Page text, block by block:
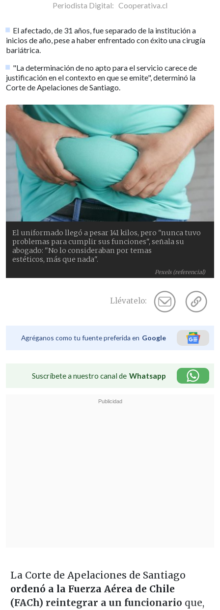
Periodista Digital: Cooperativa.cl
El afectado, de 31 años, fue separado de la institución a
inicios de año, pese a haber enfrentado con éxito una cirugía
bariátrica.
"La determinación de no apto para el servicio carece de
justificación en el contexto en que se emite", determinó la
Corte de Apelaciones de Santiago.
Pexels (referencial)
El uniformado llegó a pesar 141 kilos, pero "nunca tuvo
problemas para cumplir sus funciones", señala su
abogado: "No lo consideraban por temas
estéticos, más que nada".
Llévatelo:
Agréganos como tu fuente preferida en Google
Suscríbete a nuestro canal de Whatsapp
La Corte de Apelaciones de Santiago
ordenó a la Fuerza Aérea de Chile
(FACh) reintegrar a un funcionario que,